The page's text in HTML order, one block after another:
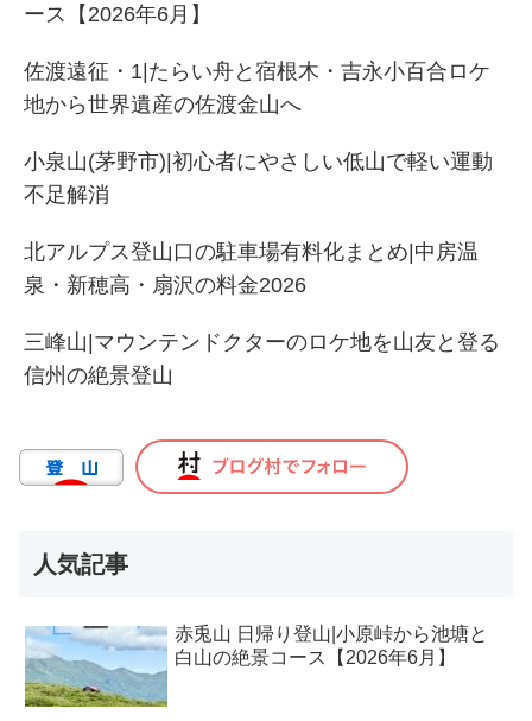
ース【2026年6月】
佐渡遠征・1|たらい舟と宿根木・吉永小百合ロケ
地から世界遺産の佐渡金山へ
小泉山(茅野市)|初心者にやさしい低山で軽い運動
不足解消
北アルプス登山口の駐車場有料化まとめ|中房温
泉・新穂高・扇沢の料金2026
三峰山|マウンテンドクターのロケ地を山友と登る
信州の絶景登山
人気記事
赤兎山 日帰り登山|小原峠から池塘と
白山の絶景コース【2026年6月】